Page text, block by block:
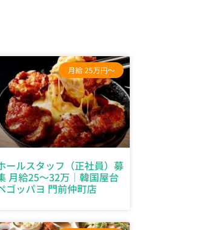
月給 25万円～
ールスタッフ（正社員）募
月給25～32万｜韓国屋台
ゴッパヨ 門前仲町店